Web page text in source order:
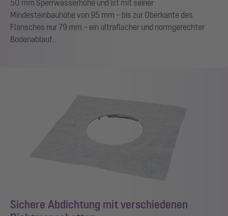
50 mm Sperrwasserhöhe und ist mit seiner
Mindesteinbauhöhe von 95 mm – bis zur Oberkante des
Flansches nur 79 mm – ein ultraflacher und normgerechter
Bodenablauf.
Sichere Abdichtung mit verschiedenen